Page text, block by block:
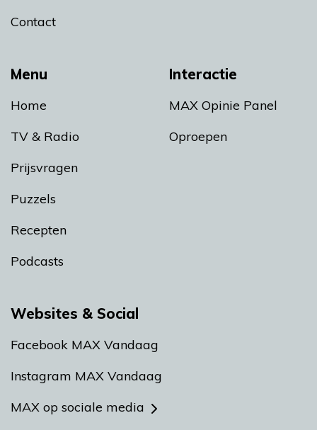
Menu
Home
TV & Radio
Prijsvragen
Puzzels
Recepten
Podcasts
Interactie
MAX Opinie Panel
Oproepen
Contact
Websites & Social
Facebook MAX Vandaag
Instagram MAX Vandaag
MAX op sociale media